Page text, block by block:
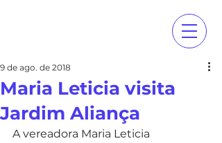
Maria Leticia visita
Jardim Aliança
9 de ago. de 2018
A vereadora Maria Leticia